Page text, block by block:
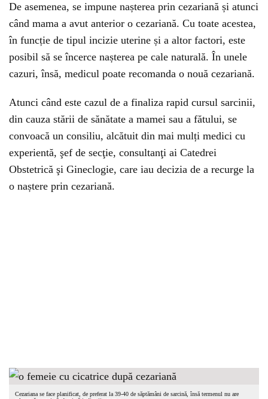
De asemenea, se impune nașterea prin cezariană și atunci
când mama a avut anterior o cezariană. Cu toate acestea,
în funcție de tipul incizie uterine și a altor factori, este
posibil să se încerce nașterea pe cale naturală. În unele
cazuri, însă, medicul poate recomanda o nouă cezariană.
Atunci când este cazul de a finaliza rapid cursul sarcinii,
din cauza stării de sănătate a mamei sau a fătului, se
convoacă un consiliu, alcătuit din mai mulți medici cu
experientă, şef de secţie, consultanţi ai Catedrei
Obstetrică şi Gineclogie, care iau decizia de a recurge la
o naștere prin cezariană.
Cezariana se face planificat, de preferat la 39-40 de săptămâni de sarcină, însă termenul nu are